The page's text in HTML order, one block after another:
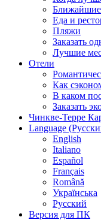
Ближайшие
Еда и
Пляжи
Заказать
Лучшие
Отели
Как
В каком
Заказать
Чинкве-Терре
Language
English
Italiano
Español
Français
Română
Українська
Русский
Версия для ПК